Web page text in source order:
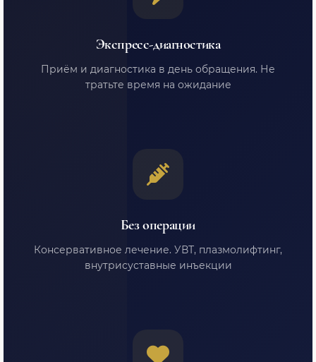
Экспресс-диагностика
Приём и диагностика в день обращения. Не
тратьте время на ожидание
Без операции
Консервативное лечение. УВТ, плазмолифтинг,
внутрисуставные инъекции